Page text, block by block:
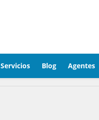
Servicios Blog Agentes